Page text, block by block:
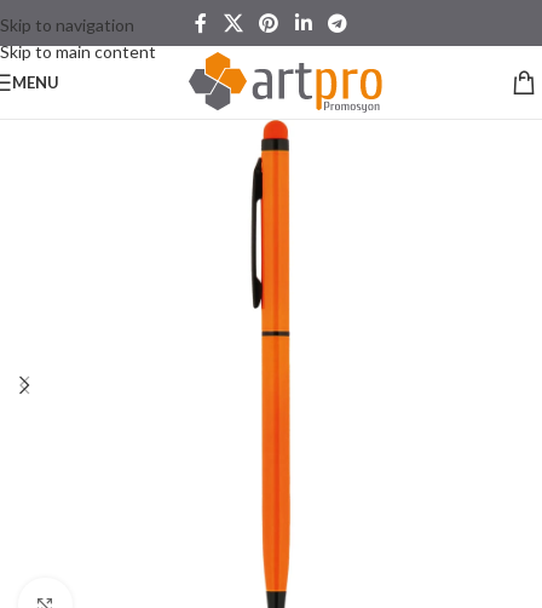
Skip to navigation
Skip to main content
MENU